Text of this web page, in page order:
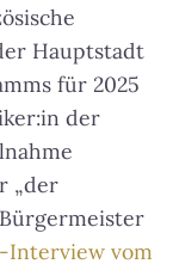
Hauptstadt
für 2025
der
„der
-Interview vom